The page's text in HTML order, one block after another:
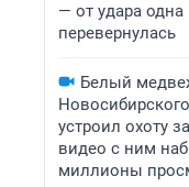
— от удара одна
перевернулась
Белый
устроил охоту
видео с ним
миллионы